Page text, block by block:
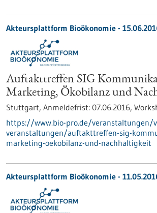
Akteursplattform Bioökonomie -
Auftakttreffen SIG
Marketing, Ökobilanz und
Stuttgart, Anmeldefrist: 07.06.2016,
https://www.bio-pro.de/veranstaltungen/
veranstaltungen/auftakttreffen-sig-
marketing-oekobilanz-und-nachhaltigkeit
Akteursplattform Bioökonomie -